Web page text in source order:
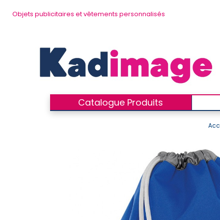
Objets publicitaires et vêtements personnalisés
Catalogue Produits